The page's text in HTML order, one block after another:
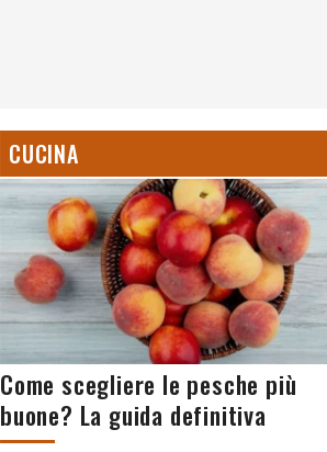
CUCINA
Come scegliere le pesche più
buone? La guida definitiva